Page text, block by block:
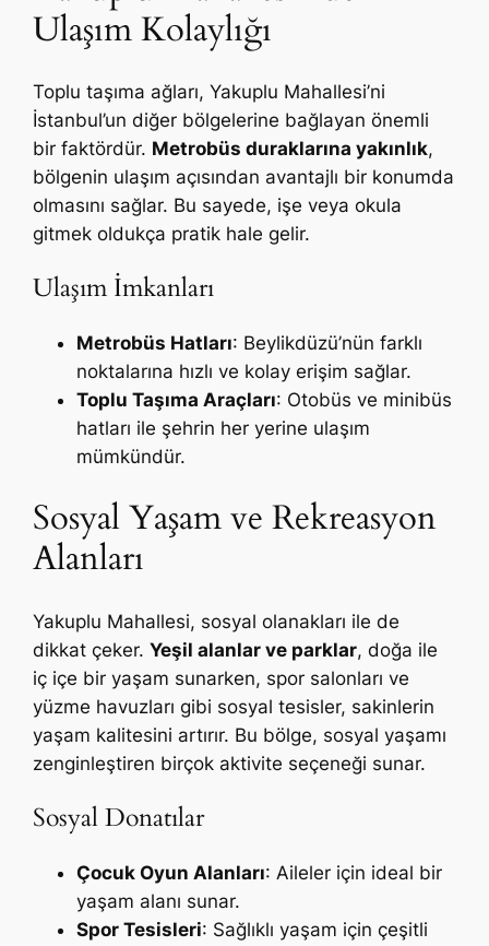
Ulaşım Kolaylığı
Toplu taşıma ağları, Yakuplu Mahallesi’ni
İstanbul’un diğer bölgelerine bağlayan önemli
bir faktördür. Metrobüs duraklarına yakınlık,
bölgenin ulaşım açısından avantajlı bir konumda
olmasını sağlar. Bu sayede, işe veya okula
gitmek oldukça pratik hale gelir.
Ulaşım İmkanları
Metrobüs Hatları: Beylikdüzü’nün farklı
noktalarına hızlı ve kolay erişim sağlar.
Toplu Taşıma Araçları: Otobüs ve minibüs
hatları ile şehrin her yerine ulaşım
mümkündür.
Sosyal Yaşam ve Rekreasyon
Alanları
Yakuplu Mahallesi, sosyal olanakları ile de
dikkat çeker.Yeşil alanlar ve parklar, doğa ile
iç içe bir yaşam sunarken, spor salonları ve
yüzme havuzları gibi sosyal tesisler, sakinlerin
yaşam kalitesini artırır. Bu bölge, sosyal yaşamı
zenginleştiren birçok aktivite seçeneği sunar.
Sosyal Donatılar
Çocuk Oyun Alanları: Aileler için ideal bir
yaşam alanı sunar.
Spor Tesisleri: Sağlıklı yaşam için çeşitli